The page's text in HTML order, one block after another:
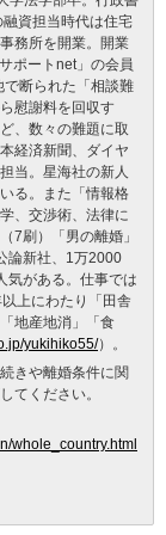
資担当時代は住宅
務所を開業。開業
ポートnet」の会員
断られた「相談難
慰謝料を回収す
、数々の難題に取
経済新聞、ダイヤ
当。星海社の新人
る。また「情報格
、交渉術、法律に
7刷）「男の離婚」
論新社、1万2000
気がある。仕事では
上にわたり「田舎
地産地消」「食
yukihiko55/）。
きや離婚条件に関
てください。
whole_country.html